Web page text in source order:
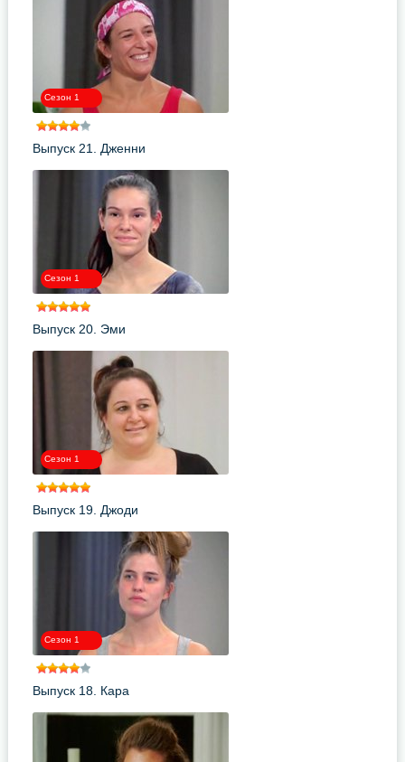
Сезон 1
Выпуск 21. Дженни
Сезон 1
Выпуск 20. Эми
Сезон 1
Выпуск 19. Джоди
Сезон 1
Выпуск 18. Кара